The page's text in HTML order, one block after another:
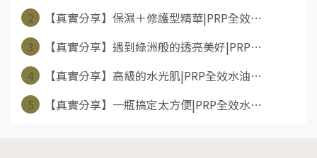
2
【真實分享】保濕＋修護型精華|PRP全效⋯
3
【真實分享】遇到綠洲般的透亮美好|PRP⋯
4
【真實分享】高級的水光肌|PRP全效水油⋯
5
【真實分享】一瓶搞定太方便|PRP全效水⋯